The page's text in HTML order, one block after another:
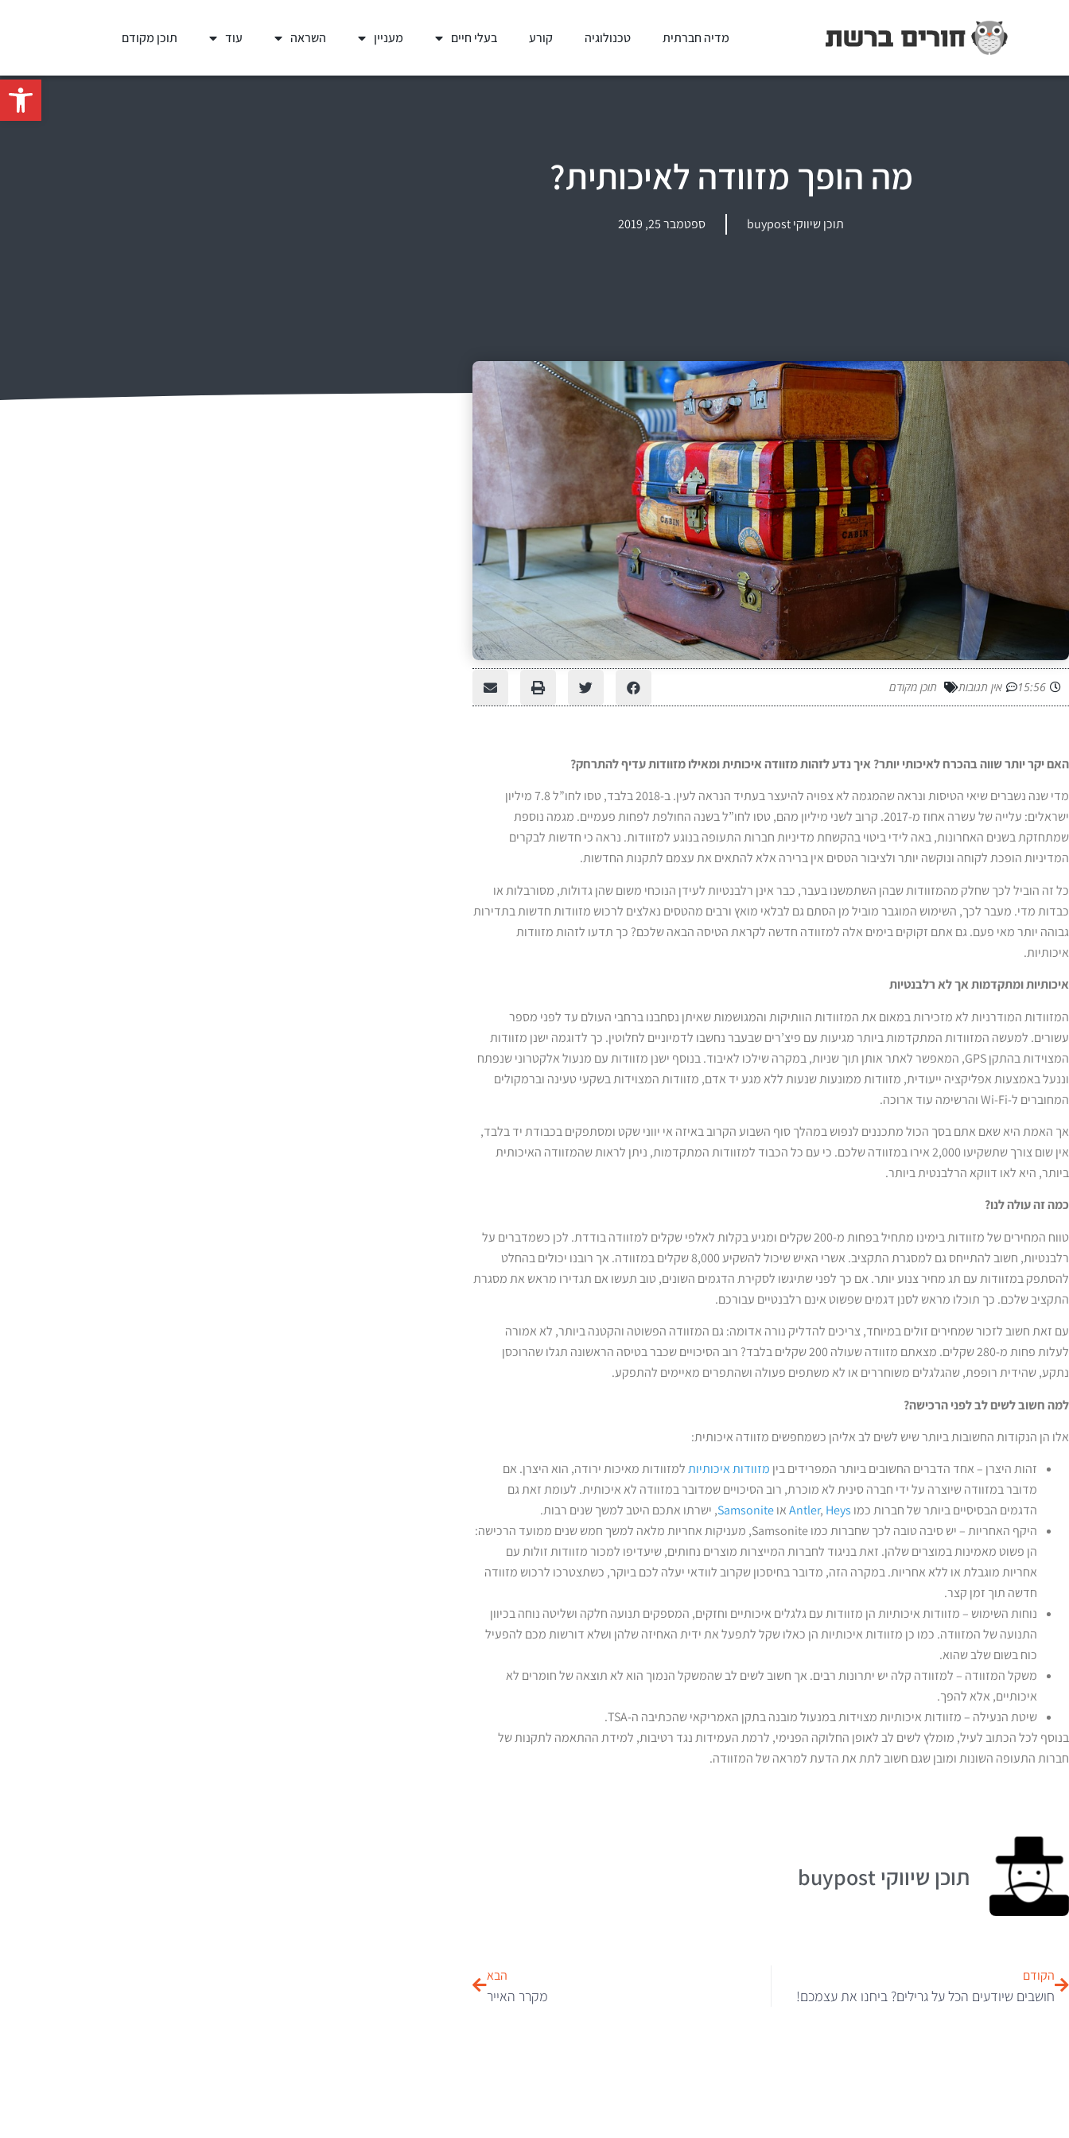
פתח
מדיה חברתית טכנולוגיה קורע בעלי חיים מעניין השראה עוד תוכן מקודם
מה הופך מזוודה לאיכותית?
תוכן שיווקי buypost ספטמבר 25, 2019
15:56 אין תגובות תוכן מקודם
האם יקר יותר שווה בהכרח לאיכותי יותר? איך נדע לזהות מזוודה איכותית ומאילו מזוודות עדיף להתרחק?
מדי שנה נשברים שיאי הטיסות ונראה שהמגמה לא צפויה להיעצר בעתיד הנראה לעין. ב-2018 בלבד, טסו לחו”ל 7.8 מיליון
ישראלים: עלייה של עשרה אחוז מ-2017. קרוב לשני מיליון מהם, טסו לחו”ל בשנה החולפת לפחות פעמיים. מגמה נוספת
שמתחזקת בשנים האחרונות, באה לידי ביטוי בהקשחת מדיניות חברות התעופה בנוגע למזוודות. נראה כי חדשות לבקרים
המדיניות הופכת לקוחה ונוקשה יותר ולציבור הטסים אין ברירה אלא להתאים את עצמם לתקנות החדשות.
כל זה הוביל לכך שחלק מהמזוודות שבהן השתמשנו בעבר, כבר אינן רלבנטיות לעידן הנוכחי משום שהן גדולות, מסורבלות או
כבדות מדי. מעבר לכך, השימוש המוגבר מוביל מן הסתם גם לבלאי מואץ ורבים מהטסים נאלצים לרכוש מזוודות חדשות בתדירות
גבוהה יותר מאי פעם. גם אתם זקוקים בימים אלה למזוודה חדשה לקראת הטיסה הבאה שלכם? כך תדעו לזהות מזוודות
איכותיות.
איכותיות ומתקדמות אך לא רלבנטיות
המזוודות המודרניות לא מזכירות במאום את המזוודות הוותיקות והמגושמות שאיתן נסחבנו ברחבי העולם עד לפני מספר
עשורים. למעשה המזוודות המתקדמות ביותר מגיעות עם פיצ’רים שבעבר נחשבו לדמיוניים לחלוטין. כך לדוגמה ישנן מזוודות
המצוידות בהתקן GPS, המאפשר לאתר אותן תוך שניות, במקרה שילכו לאיבוד. בנוסף ישנן מזוודות עם מנעול אלקטרוני שנפתח
וננעל באמצעות אפליקציה ייעודית, מזוודות ממונעות שנעות ללא מגע יד אדם, מזוודות המצוידות בשקעי טעינה וברמקולים
המחוברים ל-Wi-Fi והרשימה עוד ארוכה.
אך האמת היא שאם אתם בסך הכול מתכננים לנפוש במהלך סוף השבוע הקרוב באיזה אי יווני שקט ומסתפקים בכבודת יד בלבד,
אין שום צורך שתשקיעו 2,000 אירו במזוודה שלכם. כי עם כל הכבוד למזוודות המתקדמות, ניתן לראות שהמזוודה האיכותית
ביותר, היא לאו דווקא הרלבנטית ביותר.
כמה זה עולה לנו?
טווח המחירים של מזוודות בימינו מתחיל בפחות מ-200 שקלים ומגיע בקלות לאלפי שקלים למזוודה בודדת. לכן כשמדברים על
רלבנטיות, חשוב להתייחס גם למסגרת התקציב. אשרי האיש שיכול להשקיע 8,000 שקלים במזוודה. אך רובנו יכולים בהחלט
להסתפק במזוודות עם תג מחיר צנוע יותר. אם כך לפני שתיגשו לסקירת הדגמים השונים, טוב תעשו אם תגדירו מראש את מסגרת
התקציב שלכם. כך תוכלו מראש לסנן דגמים שפשוט אינם רלבנטיים עבורכם.
עם זאת חשוב לזכור שמחירים זולים במיוחד, צריכים להדליק נורה אדומה: גם המזוודה הפשוטה והקטנה ביותר, לא אמורה
לעלות פחות מ-280 שקלים. מצאתם מזוודה שעולה 200 שקלים בלבד? רוב הסיכויים שכבר בטיסה הראשונה תגלו שהרוכסן
נתקע, שהידית רופפת, שהגלגלים משוחררים או לא משתפים פעולה ושהתפרים מאיימים להתפקע.
למה חשוב לשים לב לפני הרכישה?
אלו הן הנקודות החשובות ביותר שיש לשים לב אליהן כשמחפשים מזוודה איכותית:
זהות היצרן – אחד הדברים החשובים ביותר המפרידים בין מזוודות איכותיותלמזוודות מאיכות ירודה, הוא היצרן. אם
מדובר במזוודה שיוצרה על ידי חברה סינית לא מוכרת, רוב הסיכויים שמדובר במזוודה לא איכותית. לעומת זאת גם
הדגמים הבסיסיים ביותר של חברות כמו
Antler, Heys אוSamsonite, ישרתו אתכם היטב למשך שנים רבות.
היקף האחריות – יש סיבה טובה לכך שחברות כמו Samsonite, מעניקות אחריות מלאה למשך חמש שנים ממועד הרכישה:
הן פשוט מאמינות במוצרים שלהן. זאת בניגוד לחברות המייצרות מוצרים נחותים, שיעדיפו למכור מזוודות זולות עם
אחריות מוגבלת או ללא אחריות. במקרה הזה, מדובר בחיסכון שקרוב לוודאי יעלה לכם ביוקר, כשתצטרכו לרכוש מזוודה
חדשה תוך זמן קצר.
נוחות השימוש – מזוודות איכותיות הן מזוודות עם גלגלים איכותיים וחזקים, המספקים תנועה חלקה ושליטה נוחה בכיוון
התנועה של המזוודה. כמו כן מזוודות איכותיות הן כאלו שקל לתפעל את ידית האחיזה שלהן ושלא דורשות מכם להפעיל
כוח בשום שלב שהוא.
משקל המזוודה – למזוודה קלה יש יתרונות רבים. אך חשוב לשים לב שהמשקל הנמוך הוא לא תוצאה של חומרים לא
איכותיים, אלא להפך.
שיטת הנעילה – מזוודות איכותיות מצוידות במנעול מובנה בתקן האמריקאי שהכתיבה ה-TSA.
בנוסף לכל הכתוב לעיל, מומלץ לשים לב לאופן החלוקה הפנימי, לרמת העמידות נגד רטיבות, למידת ההתאמה לתקנות של
חברות התעופה השונות ומובן שגם חשוב לתת את הדעת למראה של המזוודה.
תוכן שיווקי buypost
הקודם
חושבים שיודעים הכל על גרילים? ביחנו את עצמכם!
הבא
מקרר האייר